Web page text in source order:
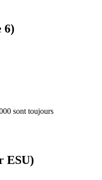
6)
sont toujours
ESU)